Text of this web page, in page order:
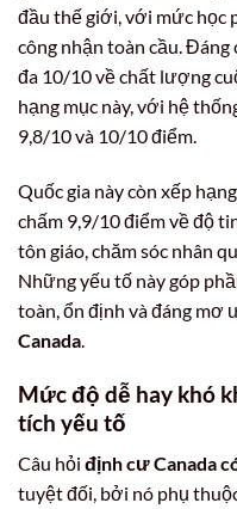
đầu thế giới, với mức học
công nhận toàn cầu.
đa 10/10 về chất lượng
hạng mục này, với hệ
9,8/10 và 10/10 điểm.
Quốc gia này còn xếp
chấm 9,9/10 điểm về độ
tôn giáo, chăm sóc nhân
Những yếu tố này góp
toàn, ổn định và đáng mơ
Canada.
Mức độ dễ hay khó
tích yếu tố
Câu hỏi định cư Canada
tuyệt đối, bởi nó phụ